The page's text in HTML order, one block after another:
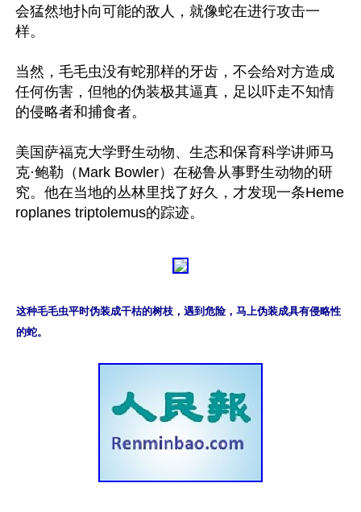
会猛然地扑向可能的敌人，就像蛇在进行攻击一
样。
当然，毛毛虫没有蛇那样的牙齿，不会给对方造成
任何伤害，但牠的伪装极其逼真，足以吓走不知情
的侵略者和捕食者。
美国萨福克大学野生动物、生态和保育科学讲师马
克·鲍勒（Mark Bowler）在秘鲁从事野生动物的研
究。他在当地的丛林里找了好久，才发现一条Heme
这种毛毛虫平时伪装成干枯的树枝，遇到危险，马上伪装成具有侵略性
的蛇。